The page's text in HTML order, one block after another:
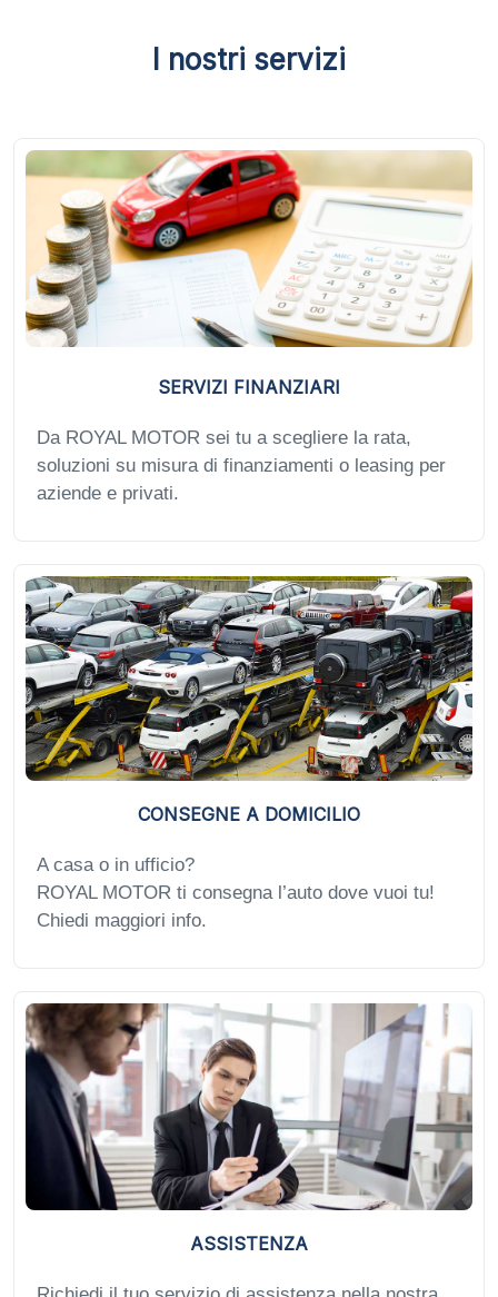
I nostri servizi
SERVIZI FINANZIARI
Da ROYAL MOTOR sei tu a scegliere la rata,
soluzioni su misura di finanziamenti o leasing per
aziende e privati.
CONSEGNE A DOMICILIO
A casa o in ufficio?
ROYAL MOTOR ti consegna l’auto dove vuoi tu!
Chiedi maggiori info.
ASSISTENZA